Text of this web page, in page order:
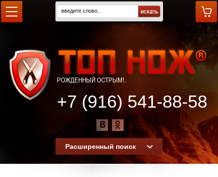
РОЖДЕННЫЙ ОСТРЫМ!..
+7 (916) 541-88-58
Расширенный поиск